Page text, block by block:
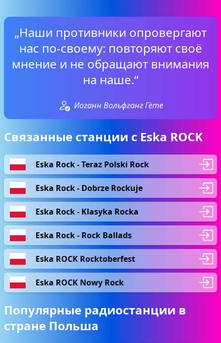
„Наши противники опровергают
нас по-своему: повторяют своё
мнение и не обращают внимания
на наше.“
Иоганн Вольфганг Гёте
Связанные станции с Eska ROCK
Eska Rock - Teraz Polski Rock
Eska Rock - Dobrze Rockuje
Eska Rock - Klasyka Rocka
Eska Rock - Rock Ballads
Eska ROCK Rocktoberfest
Eska ROCK Nowy Rock
Популярные радиостанции в
стране Польша